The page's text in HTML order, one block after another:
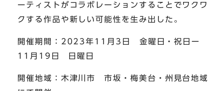
ーティストがコラボレーションすることでワクワ
クする作品や新しい可能性を生み出した。
開催期間：2023年11月3日 金曜日・祝日ー
11月19日 日曜日
開催地域：木津川市 市坂・梅美台・州見台地域